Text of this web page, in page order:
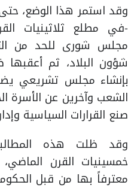
وقد استمر هذا الوضع،
-في مطلع ثلاثينيات
مجلس شورى للحد من
شؤون البلاد، ثم
بإنشاء مجلس تشريعي
الشعب وآخرين عن الأسرة
صنع القرارات السياسية
وقد ظلت هذه
خمسينيات القرن
معترفاً بها من قبل